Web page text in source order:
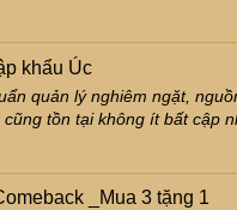
khẩu Úc
quản lý nghiêm ngặt,
tồn tại không ít bất cập
_Mua 3 tặng 1